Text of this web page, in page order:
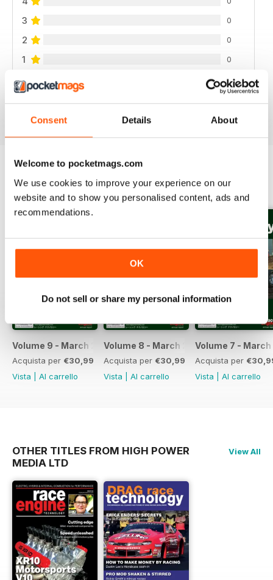
Consent Details About
Welcome to pocketmags.com
We use cookies to improve your experience on our
website and to show you personalised content, ads and
recommendations.
OK
Do not sell or share my personal information
3 0
2 0
1 0
VISUALIZZA LE RECENSIONI
EDIZIONI INDIETRO Visualizza tutti
Volume 9 - March 2018
Acquista per €30,99
Vista
Al carrello
Volume 8 - March 2017
Acquista per €30,99
Vista
Al carrello
Volume 7 - March
Acquista per
Vista
Al carrello
OTHER TITLES FROM HIGH POWER
MEDIA LTD
View All